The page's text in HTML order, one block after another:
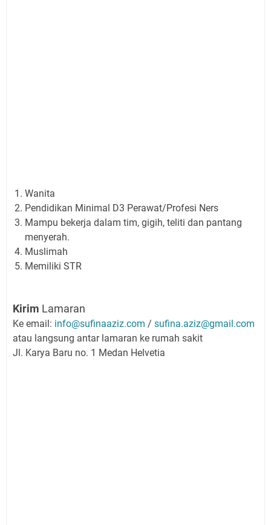
Wanita
Pendidikan Minimal D3 Perawat/Profesi Ners
Mampu bekerja dalam tim, gigih, teliti dan pantang
menyerah.
Muslimah
Memiliki STR
Kirim Lamaran
Ke email: info@sufinaaziz.com / sufina.aziz@gmail.com
atau langsung antar lamaran ke rumah sakit
Jl. Karya Baru no. 1 Medan Helvetia